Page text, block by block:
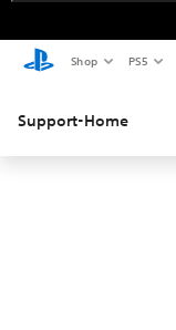
Shop PS5
Support-Home